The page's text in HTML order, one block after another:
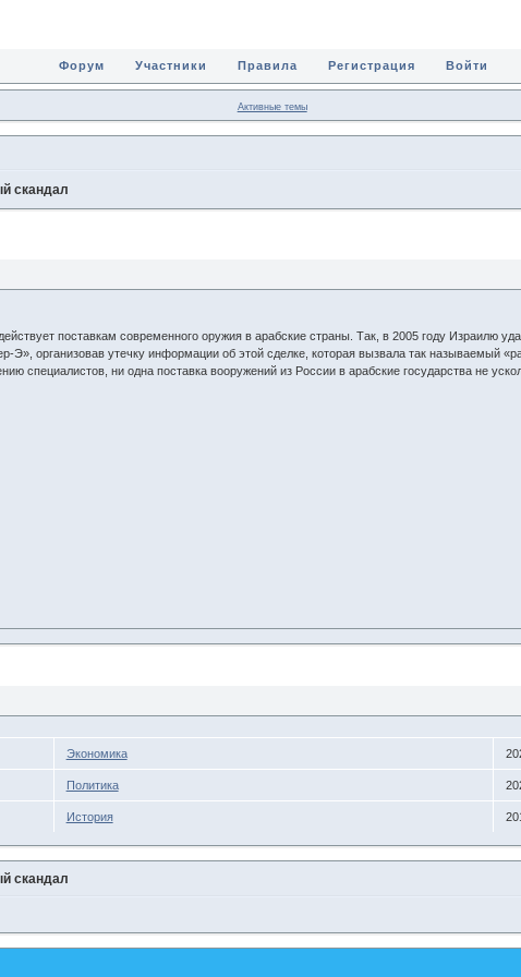
Форум Участники Правила Регистрация Войти
Активные темы
скандал
поставкам современного оружия в арабские страны. Так, в 2005 году Израилю
Э», организовав утечку информации об этой сделке, которая вызвала так называемый
специалистов, ни одна поставка вооружений из России в арабские государства не
Экономика
Политика
История
скандал